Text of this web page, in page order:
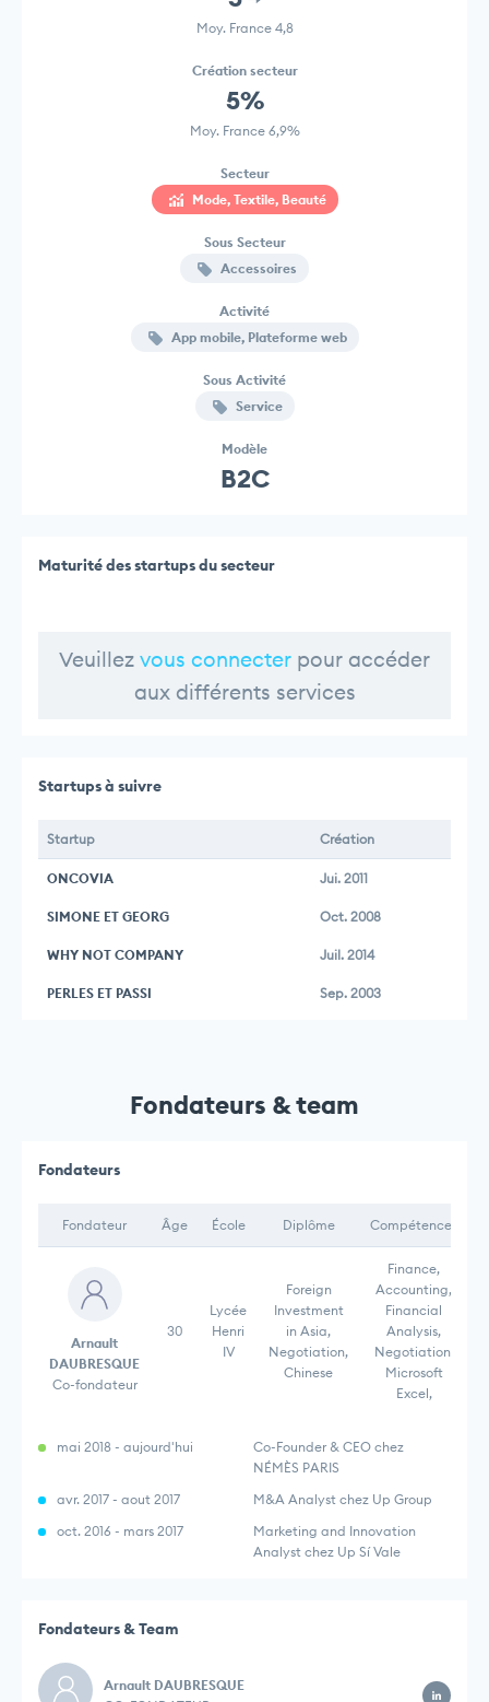
Moy. France 4,8
Création secteur
5%
Moy. France 6,9%
Secteur
Mode, Textile, Beauté
Sous Secteur
Accessoires
Activité
App mobile, Plateforme web
Sous Activité
Service
Modèle
B2C
Maturité des startups du secteur
Veuillez vous connecter pour accéder
aux différents services
Startups à suivre
Startup Création
ONCOVIA Jui. 2011
SIMONE ET GEORG Oct. 2008
WHY NOT COMPANY Juil. 2014
PERLES ET PASSI Sep. 2003
Fondateurs & team
Fondateurs
Fondateur Âge École Diplôme Compétences
Arnault
DAUBRESQUE
Co-fondateur
30
Lycée
Henri
IV
Foreign
Investment
in Asia,
Negotiation,
Chinese
Finance,
Accounting,
Financial
Analysis,
Negotiation,
Microsoft
Excel,
mai 2018 - aujourd'hui
Co-Founder & CEO chez
NÉMÈS PARIS
avr. 2017 - aout 2017
M&A Analyst chez Up Group
oct. 2016 - mars 2017
Marketing and Innovation
Analyst chez Up Sí Vale
Fondateurs & Team
Arnault DAUBRESQUE